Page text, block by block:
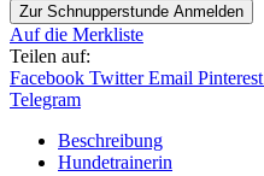
Zur Schnupperstunde Anmelden
Auf die Merkliste
Teilen auf:
Facebook Twitter Email Pinterest
Telegram
Beschreibung
Hundetrainerin